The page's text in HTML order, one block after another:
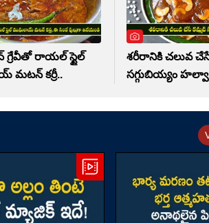
గ్రేవీతో రాయల్ స్టైల్
కర్రీ..
శరీరానికి చలువ
సగ్గుబియ్యం